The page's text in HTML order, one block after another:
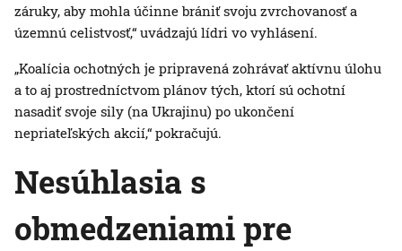
záruky, aby mohla účinne brániť svoju zvrchovanosť a
územnú celistvosť,“ uvádzajú lídri vo vyhlásení.
„Koalícia ochotných je pripravená zohrávať aktívnu úlohu
a to aj prostredníctvom plánov tých, ktorí sú ochotní
nasadiť svoje sily (na Ukrajinu) po ukončení
nepriateľských akcií,“ pokračujú.
Nesúhlasia s
obmedzeniami pre